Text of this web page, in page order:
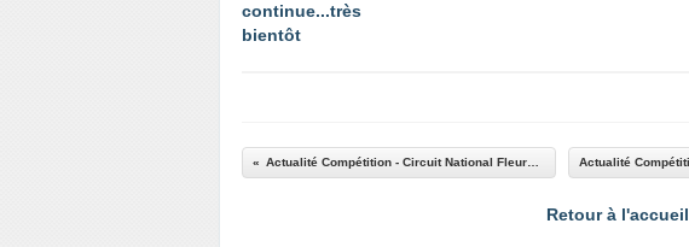
continue...très
bientôt
Retour à l'accueil